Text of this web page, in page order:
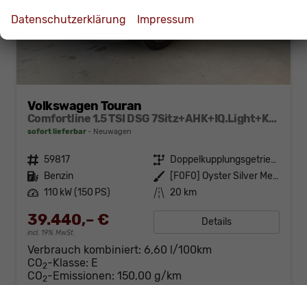
Volkswagen Touran
Comfortline 1.5 TSI DSG 7Sitz+AHK+IQ.Light+Kamera+Navi+eHeck+Keyless+Sitzheiz
sofort lieferbar Neuwagen
Fahrzeugnr. 59817 Getriebe
Doppelkupplungsgetriebe (DSG)
Kraftstoff Benzin Außenfarbe
[F0F0] Oyster Silver Metallic
Leistung 110 kW (150 PS) Kilometerstand 20 km
39.440,– €
incl. 19% MwSt.
Details
Verbrauch kombiniert: 6,60 l/100km
CO2-Klasse: E
CO2-Emissionen: 150,00 g/km
Datenschutzerklärung Impressum